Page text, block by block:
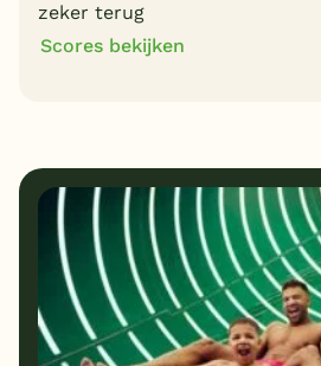
zeker terug
Scores bekijken
10 Bungalows 10
9 Prijs/kwaliteit